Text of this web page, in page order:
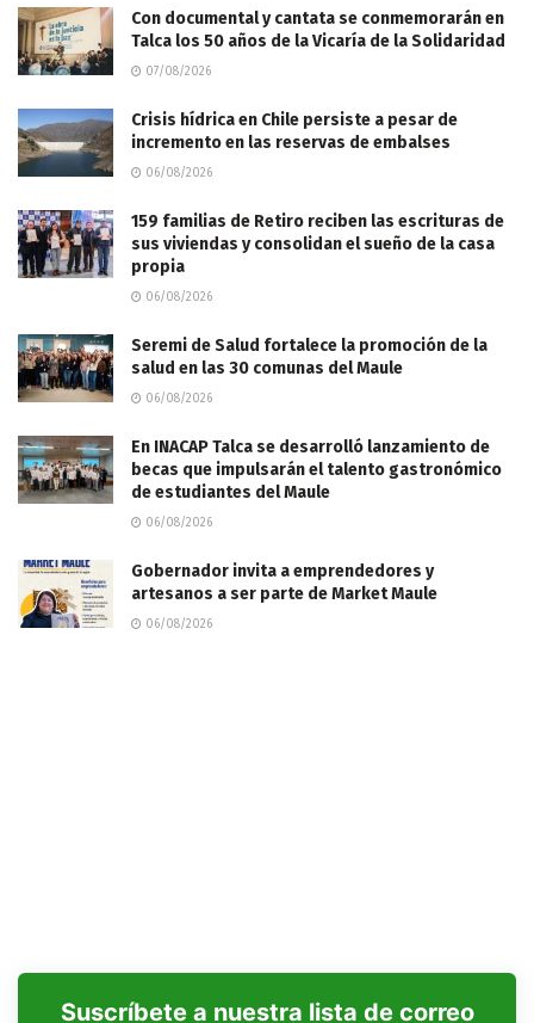
Con documental y cantata se conmemorarán en
Talca los 50 años de la Vicaría de la Solidaridad
07/08/2026
Crisis hídrica en Chile persiste a pesar de
incremento en las reservas de embalses
06/08/2026
159 familias de Retiro reciben las escrituras de
sus viviendas y consolidan el sueño de la casa
propia
06/08/2026
Seremi de Salud fortalece la promoción de la
salud en las 30 comunas del Maule
06/08/2026
En INACAP Talca se desarrolló lanzamiento de
becas que impulsarán el talento gastronómico
de estudiantes del Maule
06/08/2026
Gobernador invita a emprendedores y
artesanos a ser parte de Market Maule
06/08/2026
Suscríbete a nuestra lista de correo